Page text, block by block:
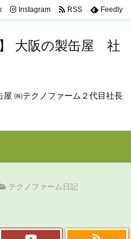
】 大阪の製缶屋 社
㈱テクノファーム２代目社長
Instagram RSS Feedly
テクノファーム日記